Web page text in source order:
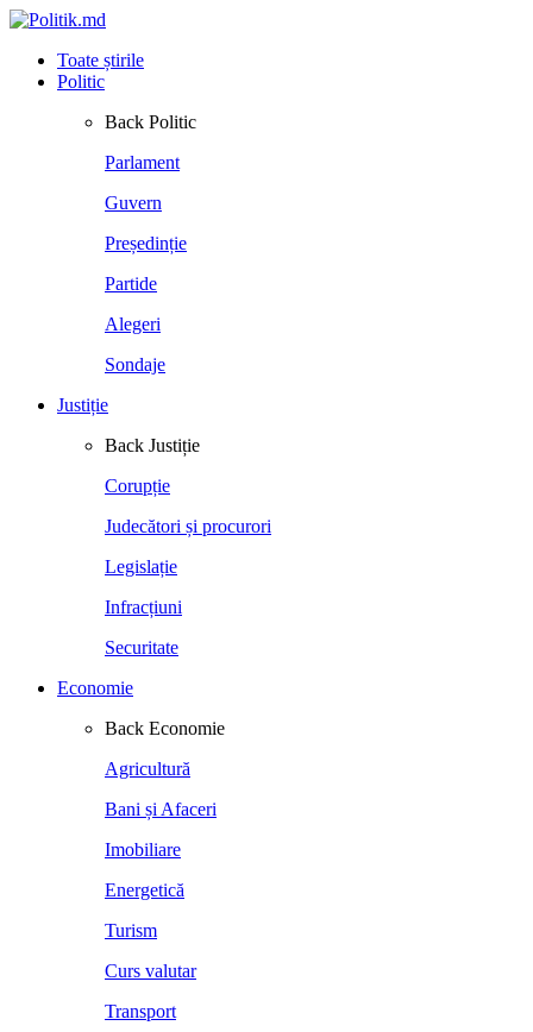
Toate știrile
Politic
Back Politic
Parlament
Guvern
Președinție
Partide
Alegeri
Sondaje
Justiție
Back Justiție
Corupție
Judecători și procurori
Legislație
Infracțiuni
Securitate
Economie
Back Economie
Agricultură
Bani și Afaceri
Imobiliare
Energetică
Turism
Curs valutar
Transport